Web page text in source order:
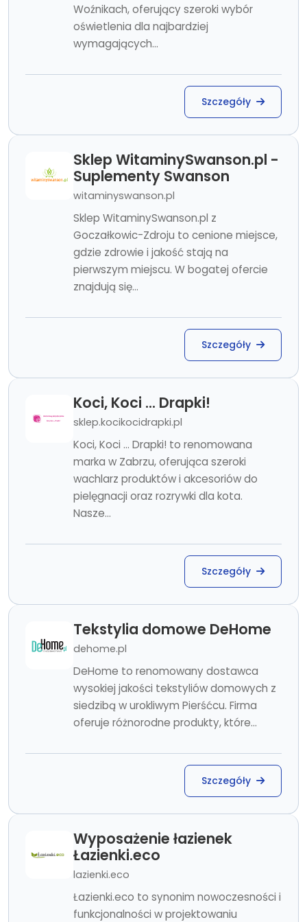
Woźnikach, oferujący szeroki wybór
oświetlenia dla najbardziej
wymagających...
Szczegóły
Sklep WitaminySwanson.pl -
Suplementy Swanson
witaminyswanson.pl
Sklep WitaminySwanson.pl z
Goczałkowic-Zdroju to cenione miejsce,
gdzie zdrowie i jakość stają na
pierwszym miejscu. W bogatej ofercie
znajdują się...
Szczegóły
Koci, Koci ... Drapki!
sklep.kocikocidrapki.pl
Koci, Koci ... Drapki! to renomowana
marka w Zabrzu, oferująca szeroki
wachlarz produktów i akcesoriów do
pielęgnacji oraz rozrywki dla kota.
Nasze...
Szczegóły
Tekstylia domowe DeHome
dehome.pl
DeHome to renomowany dostawca
wysokiej jakości tekstyliów domowych z
siedzibą w urokliwym Pierśćcu. Firma
oferuje różnorodne produkty, które...
Szczegóły
Wyposażenie łazienek
Łazienki.eco
lazienki.eco
Łazienki.eco to synonim nowoczesności i
funkcjonalności w projektowaniu